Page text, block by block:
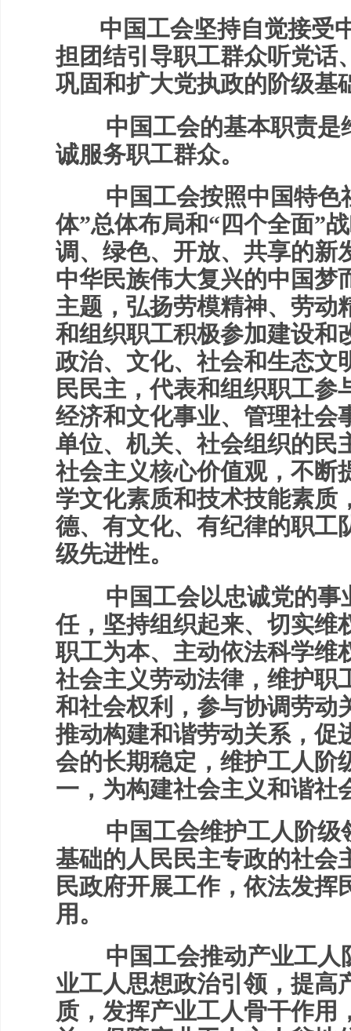
中国工会坚持自觉接受
担团结引导职工群众听党话
巩固和扩大党执政的阶级基
中国工会的基本职责是
诚服务职工群众。
中国工会按照中国特色
体”总体布局和“四个全面”
调、绿色、开放、共享的新
中华民族伟大复兴的中国梦
主题，弘扬劳模精神、劳动
和组织职工积极参加建设和
政治、文化、社会和生态文
民民主，代表和组织职工参
经济和文化事业、管理社会
单位、机关、社会组织的民
社会主义核心价值观，不断
学文化素质和技术技能素质
德、有文化、有纪律的职工
级先进性。
中国工会以忠诚党的事
任，坚持组织起来、切实维
职工为本、主动依法科学维
社会主义劳动法律，维护职
和社会权利，参与协调劳动
推动构建和谐劳动关系，促
会的长期稳定，维护工人阶
一，为构建社会主义和谐社
中国工会维护工人阶级
基础的人民民主专政的社会
民政府开展工作，依法发挥
用。
中国工会推动产业工人
业工人思想政治引领，提高
质，发挥产业工人骨干作用